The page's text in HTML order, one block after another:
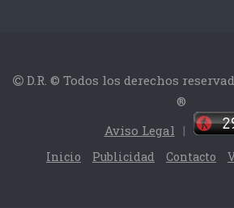
D.R. © Todos los derechos
®
Aviso Legal |
Inicio Publicidad Contacto